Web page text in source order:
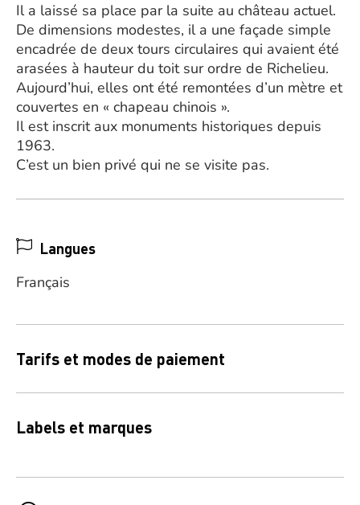
Il a laissé sa place par la suite au château actuel.
De dimensions modestes, il a une façade simple
encadrée de deux tours circulaires qui avaient été
arasées à hauteur du toit sur ordre de Richelieu.
Aujourd’hui, elles ont été remontées d’un mètre et
couvertes en « chapeau chinois ».
Il est inscrit aux monuments historiques depuis
1963.
C’est un bien privé qui ne se visite pas.
Langues
Français
Tarifs et modes de paiement
Labels et marques